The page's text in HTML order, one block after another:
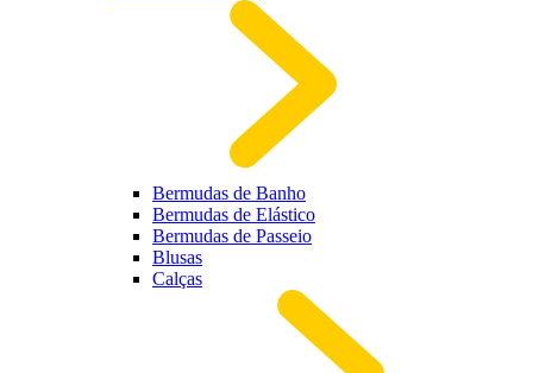
Bermudas de Banho
Bermudas de Elástico
Bermudas de Passeio
Blusas
Calças